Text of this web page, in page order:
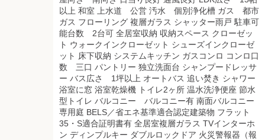
以上 和室 上水道 公営 汚水 個別浄化槽 ガス 都市
ガス フローリング 複層ガラス シャッター雨戸 駐車可
能台数 2台可 全居室収納 収納スペース クローゼッ
ト ウォークインクローゼット シューズインクローゼ
ット 床下収納 システムキッチン ガスコンロ コンロ口
数 三口 パントリー 独立洗面台 シャンプードレッサ
ー バス広さ 1坪以上 オートバス 追い焚き シャワー
浴室に窓 浴室乾燥機 トイレ2ヶ所 温水洗浄便座 節水
型トイレ バルコニー バルコニー有 南面バルコニー
専用庭 BELS／省エネ基準適合認定建築物 フラット
35・S適合証明書有 全居室複層ガラス TVインターホ
ン ディンプルキー ダブルロックドア 火災警報器（報